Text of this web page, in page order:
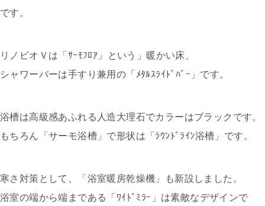
です。
リノビオＶは「ｻｰﾓﾌﾛｱ」という」暖かい床、
シャワーバーは手すり兼用の「ﾒﾀﾙｽﾗｲﾄﾞﾊﾞｰ」です。
浴槽は高級感あふれる人造大理石でカラーはブラックです。
もちろん「サーモ浴槽」で形状は「ﾗｳﾝﾄﾞﾗｲﾝ浴槽」です。
寒さ対策として、「浴室暖房乾燥機」も新設しました。
浴室の端から端まである「ﾜｲﾄﾞﾐﾗｰ」は素敵なデザインで